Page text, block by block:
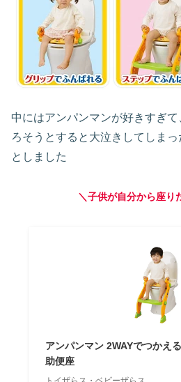
中にはアンパンマンが好きすぎ
ろそうとすると大泣きしてしま
としました
＼子供が自分から座り
アンパンマン 2WAYでつかえ
助便座